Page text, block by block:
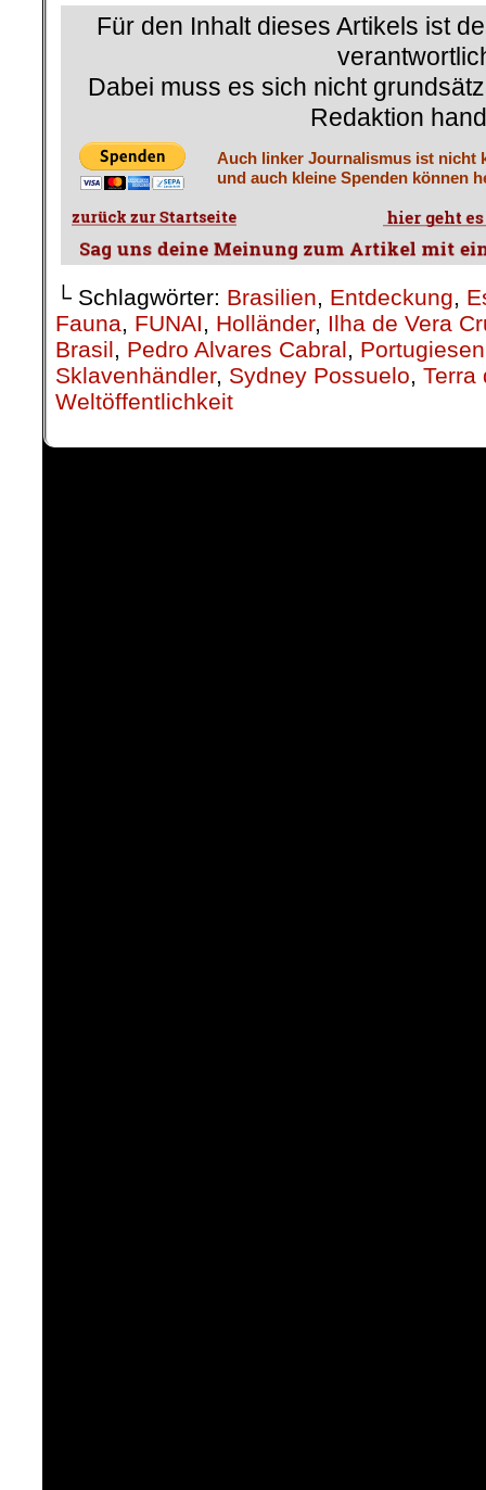
Für den Inhalt dieses Artikels ist
Dabei muss es sich nicht
Redaktion
Auch linker Journalismus ist nicht
und auch kleine Spenden können
└ Schlagwörter: Brasilien, Entdeckung,
Fauna, FUNAI, Holländer, Ilha de Vera
Brasil, Pedro Alvares Cabral, Portugiesen
Sklavenhändler, Sydney Possuelo, Terra
Weltöffentlichkeit